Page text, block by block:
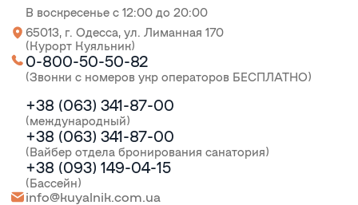
В воскресенье с 12:00 до 20:00
65013, г. Одесса, ул. Лиманная 170
(Курорт Куяльник)
0-800-50-50-82
(Звонки с номеров укр операторов БЕСПЛАТНО)
+38 (063) 341-87-00
(международный)
+38 (063) 341-87-00
(Вайбер отдела бронирования санатория)
+38 (093) 149-04-15
(Бассейн)
info@kuyalnik.com.ua